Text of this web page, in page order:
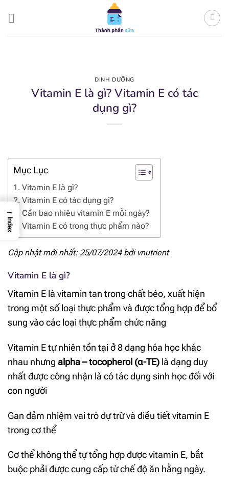
DINH DƯỠNG
Vitamin E là gì? Vitamin E có tác
dụng gì?
Mục Lục
Vitamin E là gì?
Vitamin E có tác dụng gì?
Cần bao nhiêu vitamin E mỗi ngày?
Vitamin E có trong thực phẩm nào?
Cập nhật mới nhất: 25/07/2024 bởi vnutrient
Vitamin E là gì?
Vitamin E là vitamin tan trong chất béo, xuất hiện
trong một số loại thực phẩm và được tổng hợp để bổ
sung vào các loại thực phẩm chức năng
Vitamin E tự nhiên tồn tại ở 8 dạng hóa học khác
nhau nhưng alpha – tocopherol (α-TE) là dạng duy
nhất được công nhận là có tác dụng sinh học đối với
con người
Gan đảm nhiệm vai trò dự trữ và điều tiết vitamin E
trong cơ thể
Cơ thể không thể tự tổng hợp được vitamin E, bắt
buộc phải được cung cấp từ chế độ ăn hằng ngày.
→
Index